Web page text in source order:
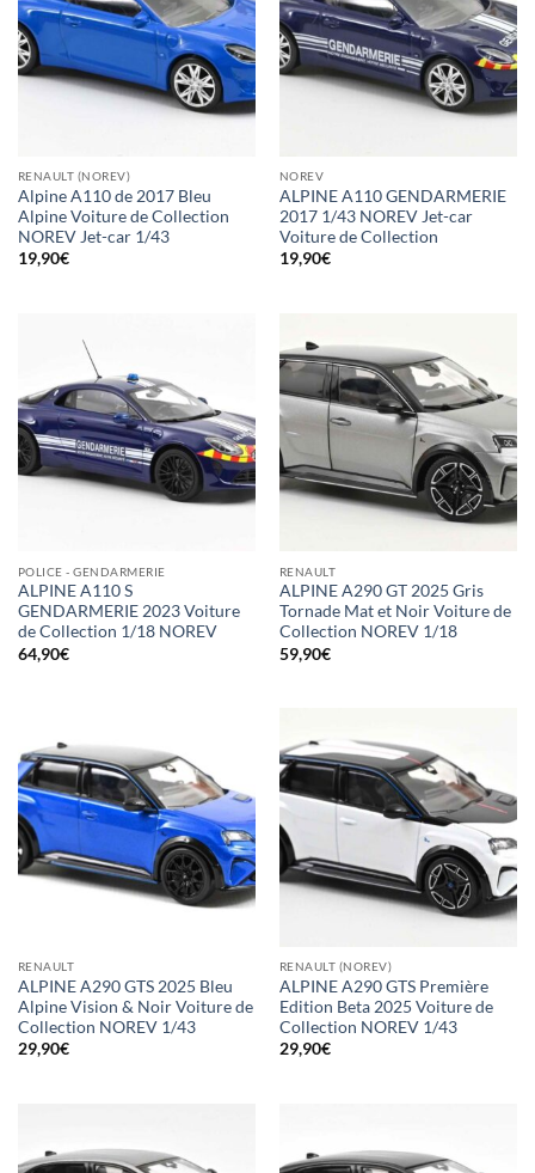
RENAULT (NOREV)
Alpine A110 de 2017 Bleu
Alpine Voiture de Collection
NOREV Jet-car 1/43
19,90€
NOREV
ALPINE A110 GENDARMERIE
2017 1/43 NOREV Jet-car
Voiture de Collection
19,90€
POLICE - GENDARMERIE
ALPINE A110 S
GENDARMERIE 2023 Voiture
de Collection 1/18 NOREV
64,90€
RENAULT
ALPINE A290 GT 2025 Gris
Tornade Mat et Noir Voiture de
Collection NOREV 1/18
59,90€
RENAULT
ALPINE A290 GTS 2025 Bleu
Alpine Vision & Noir Voiture de
Collection NOREV 1/43
29,90€
RENAULT (NOREV)
ALPINE A290 GTS Première
Edition Beta 2025 Voiture de
Collection NOREV 1/43
29,90€